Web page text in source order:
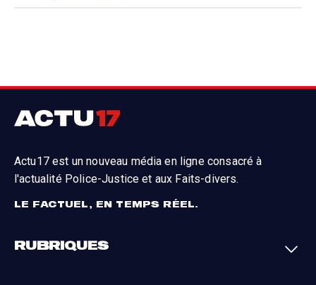
Actu17 est un nouveau média en ligne consacré à
l'actualité Police-Justice et aux Faits-divers.
LE FACTUEL, EN TEMPS RÉEL.
RUBRIQUES